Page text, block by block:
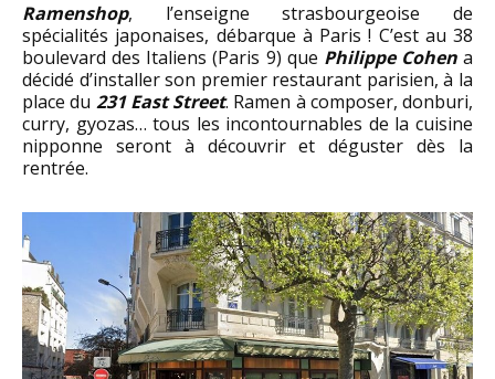
Ramenshop, l’enseigne strasbourgeoise de
spécialités japonaises, débarque à Paris ! C’est au 38
boulevard des Italiens (Paris 9) que Philippe Cohena
décidé d’installer son premier restaurant parisien, à la
place du 231 East Street. Ramen à composer, donburi,
curry, gyozas… tous les incontournables de la cuisine
nipponne seront à découvrir et déguster dès la
rentrée.